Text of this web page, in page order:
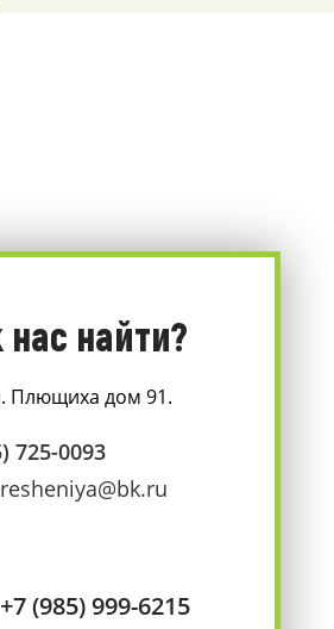
нас найти?
Плющиха дом 91.
725-0093
+7 (985) 999-6215